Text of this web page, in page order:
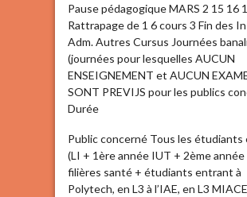
Pause pédagogique MARS 2 15 16
Rattrapage de 1 6 cours 3 Fin des
Adm. Autres Cursus Journées
(journées pour lesquelles AUCUN
ENSEIGNEMENT et AUCUN
SONT PREVIJS pour les publics
Durée
Public concerné Tous les
(LI + 1ère année IUT + 2ème année
filières santé + étudiants entrant à
Polytech, en L3 à l’IAE, en L3